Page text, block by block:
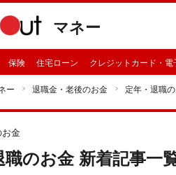
マネー
保険 住宅ローン クレジットカード・電
ー 退職金・老後のお金 定年・退職
お金
職のお金 新着記事一